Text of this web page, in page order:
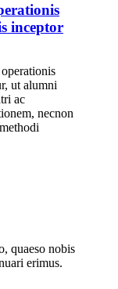
inceptor
ut alumni
ac
necnon
quaeso nobis
erimus.